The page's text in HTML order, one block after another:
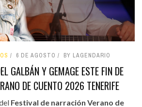
6 DE AGOSTO BY LAGENDARIO
GALBÁN Y GEMAGE ESTE FIN DE
DE CUENTO 2026 TENERIFE
Festival de narración Verano de